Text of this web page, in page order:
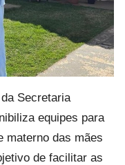
Secretaria
equipes para
materno das mães
de facilitar as